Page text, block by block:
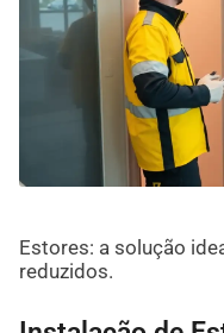
Estores: a solução
reduzidos.